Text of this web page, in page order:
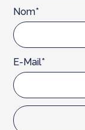
Nom*
E-Mail*